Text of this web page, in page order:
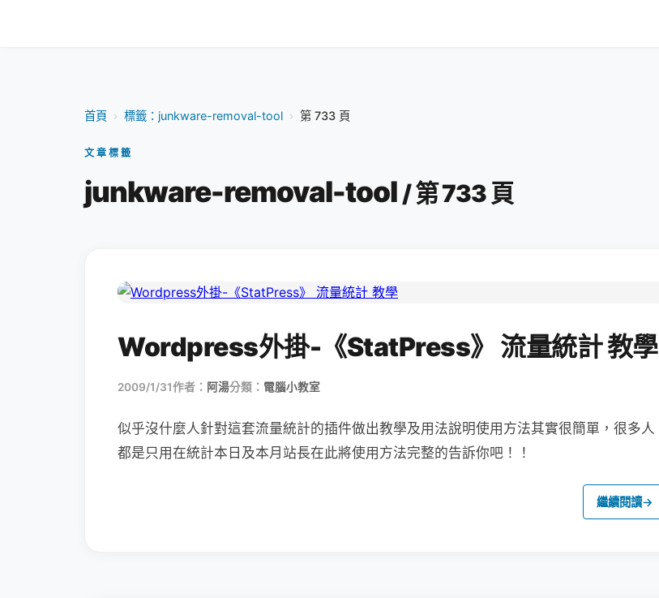
首頁 › 標籤：junkware-removal-tool › 第 733 頁
文章標籤
junkware-removal-tool / 第 733 頁
Wordpress外掛-《StatPress》 流量統計 教學
2009/1/31作者： 阿湯分類： 電腦小教室
似乎沒什麼人針對這套流量統計的插件做出教學及用法說明使用方法其實很簡單，很多人
都是只用在統計本日及本月站長在此將使用方法完整的告訴你吧！！
繼續閱讀→